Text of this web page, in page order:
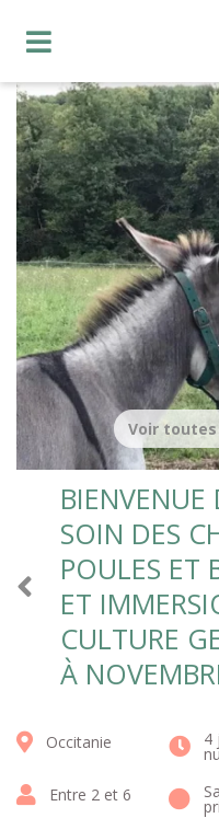
BIENVENUE
SOIN DES
POULES ET
ET
CULTURE
À
Voir
Occitanie 4
Entre 2 et 6